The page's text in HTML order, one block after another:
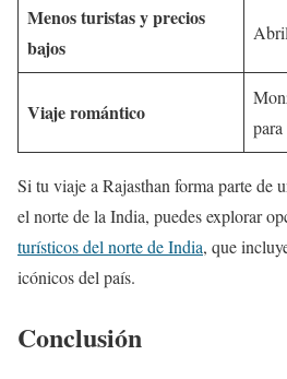
Menos turistas y precios
bajos
Viaje romántico
para
Si tu viaje a Rajasthan forma parte de
el norte de la India, puedes explorar
turísticos del norte de India, que
icónicos del país.
Conclusión